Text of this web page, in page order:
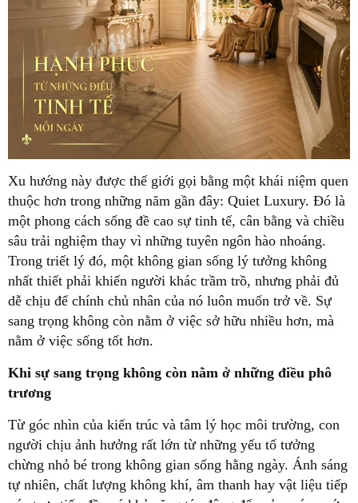
Xu hướng này được thế giới gọi bằng một khái niệm quen
thuộc hơn trong những năm gần đây: Quiet Luxury. Đó là
một phong cách sống đề cao sự tinh tế, cân bằng và chiều
sâu trải nghiệm thay vì những tuyên ngôn hào nhoáng.
Trong triết lý đó, một không gian sống lý tưởng không
nhất thiết phải khiến người khác trầm trồ, nhưng phải đủ
dễ chịu để chính chủ nhân của nó luôn muốn trở về. Sự
sang trọng không còn nằm ở việc sở hữu nhiều hơn, mà
nằm ở việc sống tốt hơn.
Khi sự sang trọng không còn nằm ở những điều phô
trương
Từ góc nhìn của kiến trúc và tâm lý học môi trường, con
người chịu ảnh hưởng rất lớn từ những yếu tố tưởng
chừng nhỏ bé trong không gian sống hằng ngày. Ánh sáng
tự nhiên, chất lượng không khí, âm thanh hay vật liệu tiếp